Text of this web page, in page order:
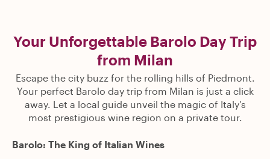
Your Unforgettable Barolo Day Trip
from Milan
Escape the city buzz for the rolling hills of Piedmont.
Your perfect Barolo day trip from Milan is just a click
away. Let a local guide unveil the magic of Italy's
most prestigious wine region on a private tour.
Barolo: The King of Italian Wines